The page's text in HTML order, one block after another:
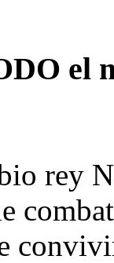
el
rey